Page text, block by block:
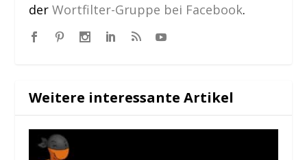
derWortfilter-Gruppe bei Facebook.
Weitere interessante Artikel